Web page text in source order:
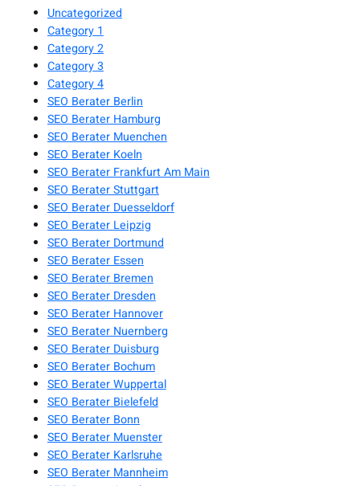
Uncategorized
Category 1
Category 2
Category 3
Category 4
SEO Berater Berlin
SEO Berater Hamburg
SEO Berater Muenchen
SEO Berater Koeln
SEO Berater Frankfurt Am Main
SEO Berater Stuttgart
SEO Berater Duesseldorf
SEO Berater Leipzig
SEO Berater Dortmund
SEO Berater Essen
SEO Berater Bremen
SEO Berater Dresden
SEO Berater Hannover
SEO Berater Nuernberg
SEO Berater Duisburg
SEO Berater Bochum
SEO Berater Wuppertal
SEO Berater Bielefeld
SEO Berater Bonn
SEO Berater Muenster
SEO Berater Karlsruhe
SEO Berater Mannheim